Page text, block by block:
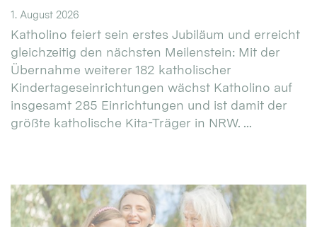
1. August 2026
Katholino feiert sein erstes Jubiläum und erreicht
gleichzeitig den nächsten Meilenstein: Mit der
Übernahme weiterer 182 katholischer
Kindertageseinrichtungen wächst Katholino auf
insgesamt 285 Einrichtungen und ist damit der
größte katholische Kita-Träger in NRW. ...